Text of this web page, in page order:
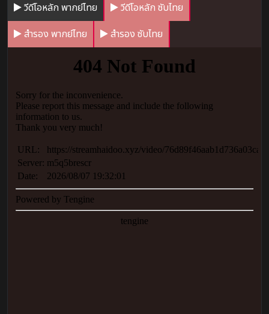
วีดีโอหลัก พากย์ไทย
วีดีโอหลัก ซับไทย
สำรอง พากย์ไทย
สำรอง ซับไทย